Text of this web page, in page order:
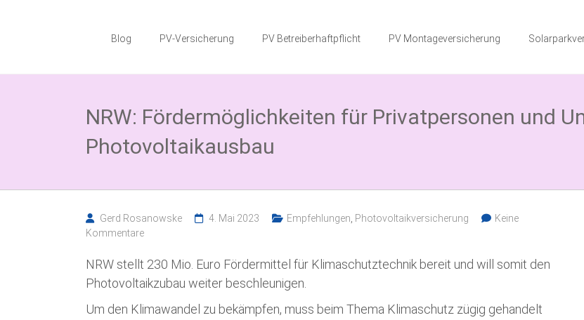
Photovoltaik
Thema
Photovoltaikversicherung,
Solarparkversicherung
und
Blog PV-Versicherung PV Betreiberhaftpflicht PV Montageversicherung
NRW: Fördermöglichkeiten für Privatpersonen und
Photovoltaikausbau
Gerd Rosanowske 4. Mai 2023 Empfehlungen Photovoltaikversicherung
Keine
Kommentare
NRW stellt 230 Mio. Euro Fördermittel für Klimaschutztechnik bereit und will somit den
Photovoltaikzubau weiter beschleunigen.
Um den Klimawandel zu bekämpfen, muss beim Thema Klimaschutz zügig gehandelt